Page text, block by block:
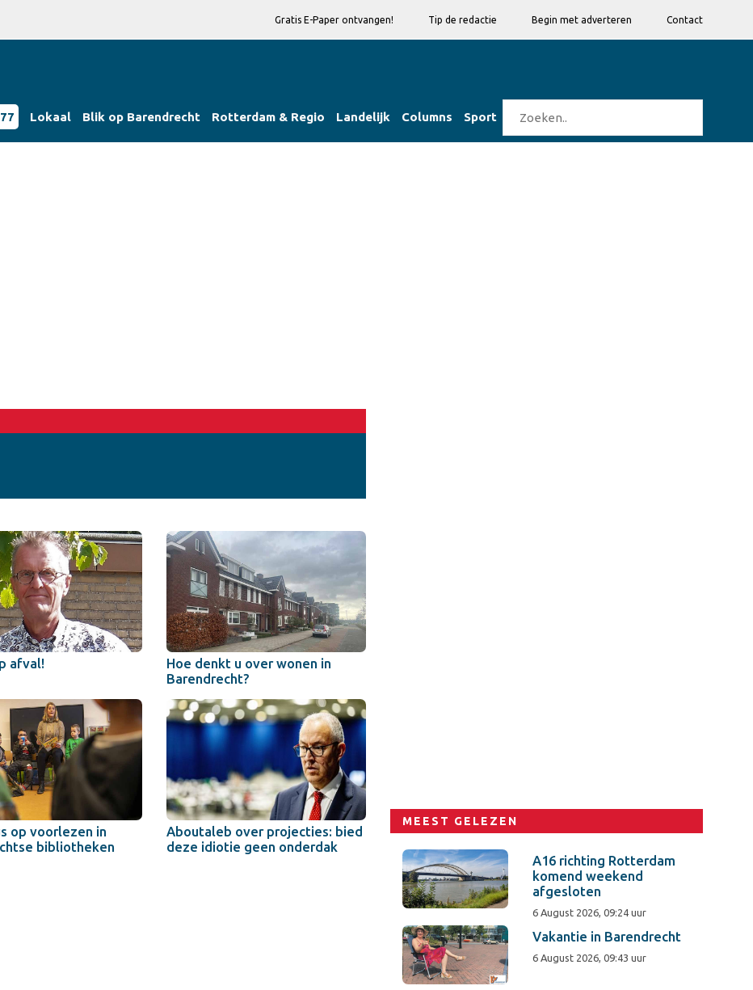
Gratis E-Paper ontvangen! Tip de redactie Begin met adverteren Contact
Lokaal Blik op Barendrecht Rotterdam & Regio Landelijk Columns Sport
afval!
Hoe denkt u over wonen in
Barendrecht?
op voorlezen in
bibliotheken
Aboutaleb over projecties: bied
deze idiotie geen onderdak
MEEST GELEZEN
A16 richting Rotterdam
komend weekend
afgesloten
6 August 2026, 09:24 uur
Vakantie in Barendrecht
6 August 2026, 09:43 uur